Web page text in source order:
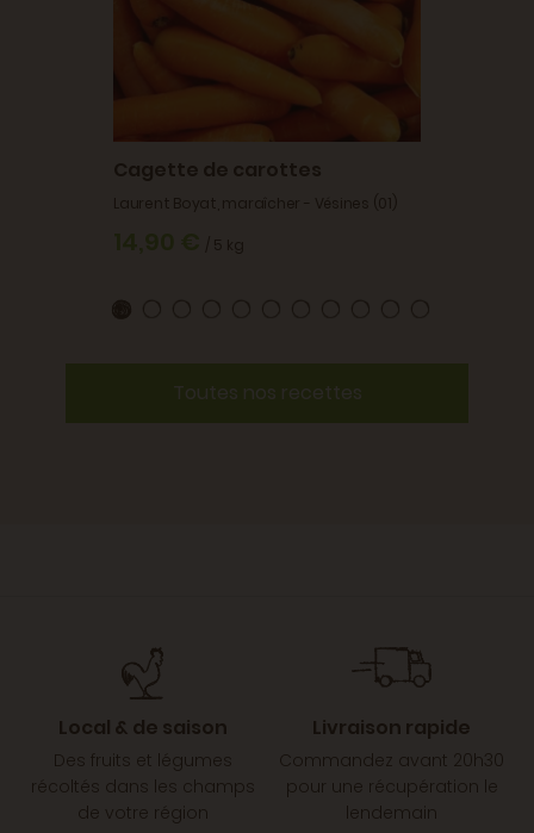
Toutes nos recettes
Local & de saison
Des fruits et légumes
récoltés dans les champs
de votre région
Livraison rapide
Commandez avant 20h30
pour une récupération le
lendemain